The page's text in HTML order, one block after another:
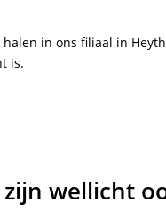
in ons filiaal in
is.
wellicht